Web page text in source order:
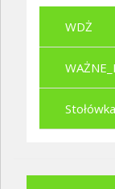
WDŻ
Stołówka